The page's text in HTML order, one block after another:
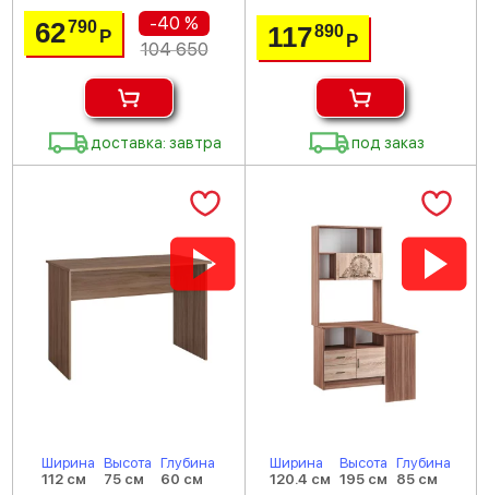
62790Р
-40 %
104 650
доставка: завтра
117890 Р
под заказ
Ширина
112 см
Высота
75 см
Глубина
60 см
Ширина
120.4 см
Высота
195 см
Глубина
85 см